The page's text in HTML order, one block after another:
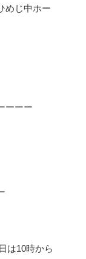
めじ中ホー
ーーー
は10時から